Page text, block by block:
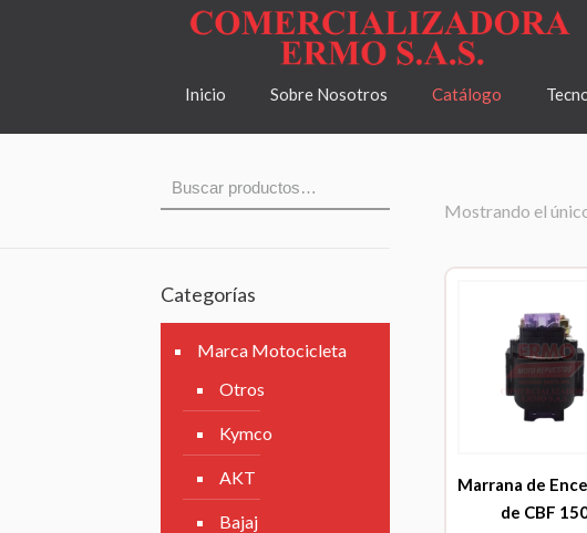
Inicio Sobre Nosotros Catálogo
Mostrando el
Marrana de
de CBF
Categorías
Marca Motocicleta
Otros
Kymco
AKT
Bajaj